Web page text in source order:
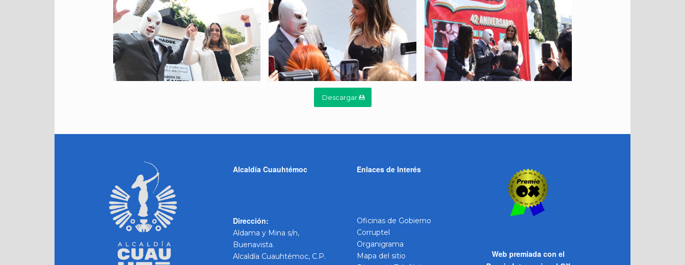
Descargar
Alcaldía Cuauhtémoc
Dirección:
Aldama y Mina s/n,
Buenavista.
Alcaldía Cuauhtémoc, C.P.
Enlaces de Interés
Oficinas de Gobierno
Corruptel
Organigrama
Mapa del sitio
Web premiada con el